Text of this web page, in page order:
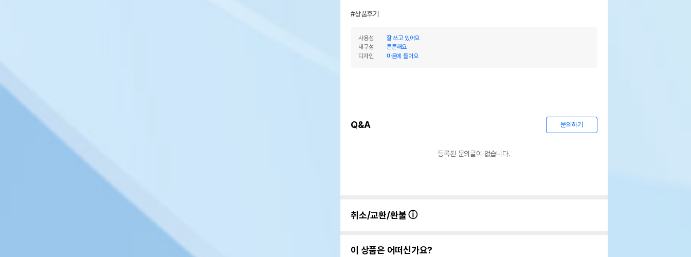
#상품후기
사용성
잘 쓰고 있어요
내구성
튼튼해요
디자인
마음에 들어요
Q&A 문의하기
등록된 문의글이 없습니다.
취소/교환/환불
이 상품은 어떠신가요?